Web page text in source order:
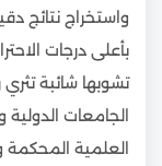
واستخراج نتائج
بأعلى درجات
تشوبها شائبة
الجامعات الدولية
العلمية المحكمة